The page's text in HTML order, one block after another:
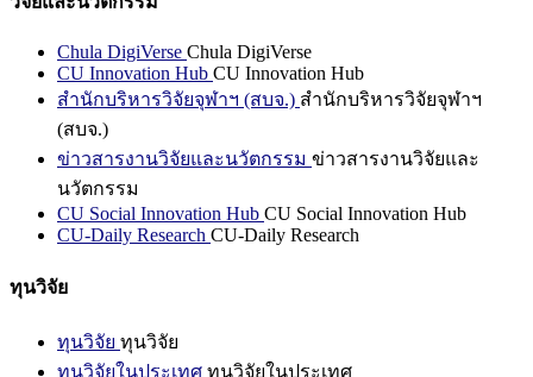
Chula DigiVerse Chula DigiVerse
CU Innovation Hub CU Innovation Hub
สำนักบริหารวิจัยจุฬาฯ (สบจ.) สำนักบริหารวิจัยจุฬาฯ
(สบจ.)
ข่าวสารงานวิจัยและนวัตกรรม ข่าวสารงานวิจัยและ
นวัตกรรม
CU Social Innovation Hub CU Social Innovation Hub
CU-Daily Research CU-Daily Research
ทุนวิจัย
ทุนวิจัย ทุนวิจัย
ทุนวิจัยในประเทศ ทุนวิจัยในประเทศ